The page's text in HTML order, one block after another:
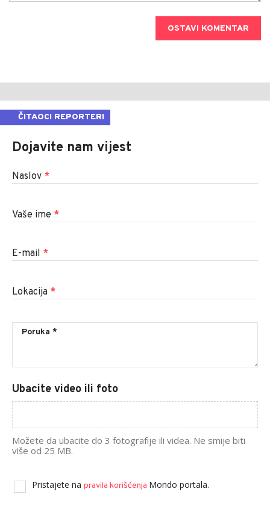
OSTAVI KOMENTAR
ČITAOCI REPORTERI
Dojavite nam vijest
Naslov *
Vaše ime *
E-mail *
Lokacija *
Ubacite video ili foto
Možete da ubacite do 3 fotografije ili videa. Ne smije biti
više od 25 MB.
Pristajete na pravila korišćenja Mondo portala.